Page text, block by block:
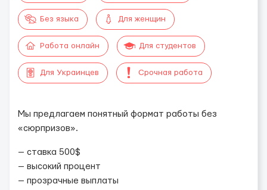
Без языка Для женщин
Работа онлайн Для студентов
Для Украинцев Срочная работа
Мы предлагаем понятный формат работы без
«сюрпризов».
— ставка 500$
— высокий процент
— прозрачные выплаты